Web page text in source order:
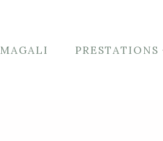
MAGALI PRESTATIONS